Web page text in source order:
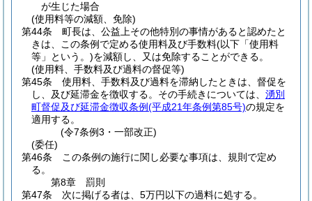
が生じた場合
(使用料等の減額、免除)
第44条
町長は、公益上その他特別の事情があると認めたと
きは、この条例で定める使用料及び手数料(以下「使用料
等」という。)を減額し、又は免除することができる。
(使用料、手数料及び過料の督促等)
第45条
使用料、手数料及び過料を滞納したときは、督促を
し、及び延滞金を徴収する。 その手続きについては、 湧別
町督促及び延滞金徴収条例(平成21年条例第85号)の規定を
適用する。
(令7条例3・一部改正)
(委任)
第46条
この条例の施行に関し必要な事項は、規則で定め
る。
第8章
罰則
第47条
次に掲げる者は、5万円以下の過料に処する。